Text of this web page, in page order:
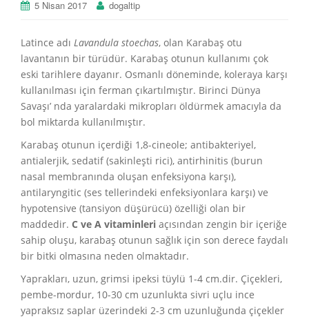
5 Nisan 2017 dogaltip
Latince adı Lavandula stoechas, olan Karabaş otu
lavantanın bir türüdür. Karabaş otunun kullanımı çok
eski tarihlere dayanır. Osmanlı döneminde, koleraya karşı
kullanılması için ferman çıkartılmıştır. Birinci Dünya
Savaşı’ nda yaralardaki mikropları öldürmek amacıyla da
bol miktarda kullanılmıştır.
Karabaş otunun içerdiği 1,8-cineole; antibakteriyel,
antialerjik, sedatif (sakinleşti rici), antirhinitis (burun
nasal membranında oluşan enfeksiyona karşı),
antilaryngitic (ses tellerindeki enfeksiyonlara karşı) ve
hypotensive (tansiyon düşürücü) özelliği olan bir
maddedir. C ve A vitaminleri açısından zengin bir içeriğe
sahip oluşu, karabaş otunun sağlık için son derece faydalı
bir bitki olmasına neden olmaktadır.
Yaprakları, uzun, grimsi ipeksi tüylü 1-4 cm.dir. Çiçekleri,
pembe-mordur, 10-30 cm uzunlukta sivri uçlu ince
yapraksız saplar üzerindeki 2-3 cm uzunluğunda çiçekler